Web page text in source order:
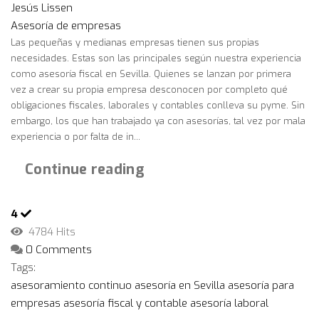
Jesús Lissen
Asesoría de empresas
Las pequeñas y medianas empresas tienen sus propias
necesidades. Estas son las principales según nuestra experiencia
como asesoría fiscal en Sevilla. Quienes se lanzan por primera
vez a crear su propia empresa desconocen por completo qué
obligaciones fiscales, laborales y contables conlleva su pyme. Sin
embargo, los que han trabajado ya con asesorías, tal vez por mala
experiencia o por falta de in...
Continue reading
4
4784 Hits
0 Comments
Tags:
asesoramiento continuo asesoría en Sevilla asesoría para
empresas asesoría fiscal y contable asesoría laboral